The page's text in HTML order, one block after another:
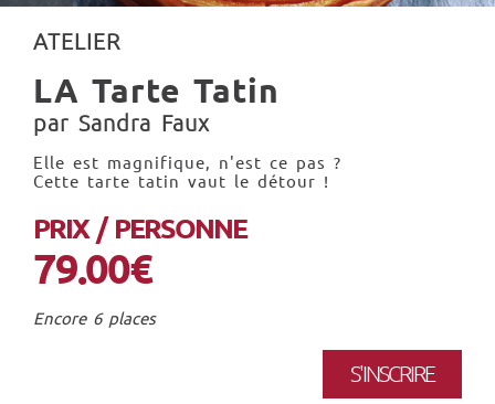
ATELIER
LA Tarte Tatin
par Sandra Faux
Elle est magnifique, n'est ce pas ?
Cette tarte tatin vaut le détour !
PRIX / PERSONNE
79.00€
Encore 6 places
S'INSCRIRE